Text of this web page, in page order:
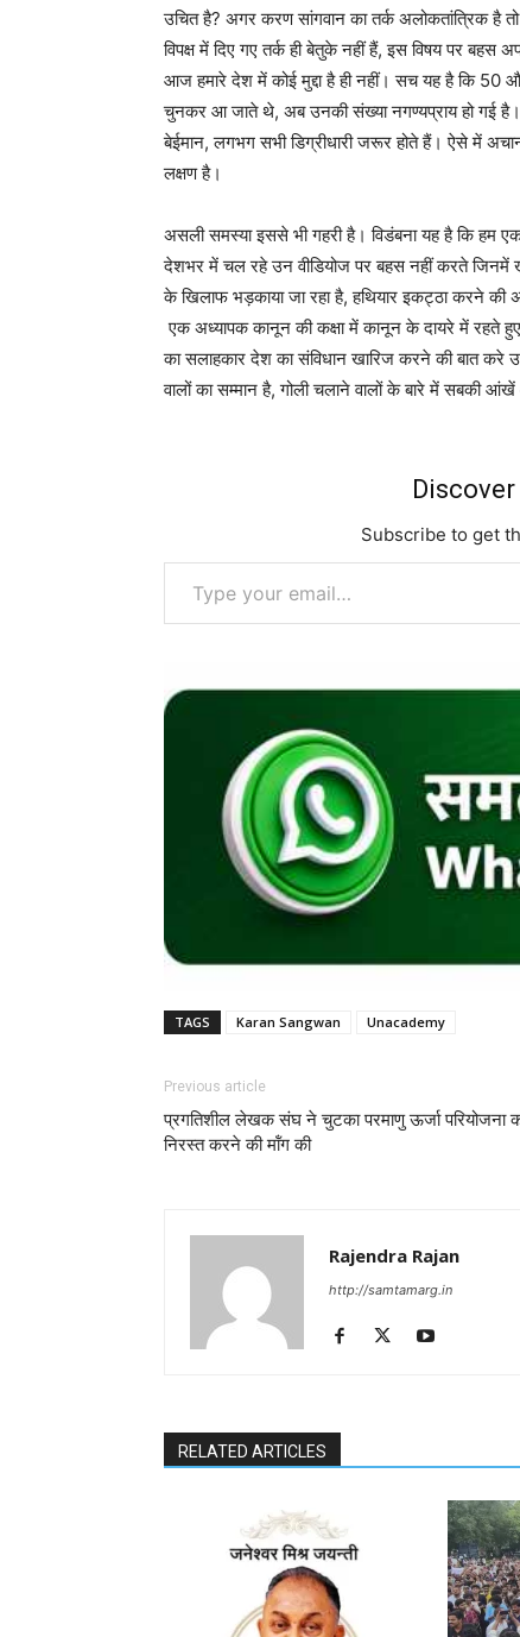
उचित है? अगर करण सांगवान का तर्क अलोकतांत्रिक है
विपक्ष में दिए गए तर्क ही बेतुके नहीं हैं, इस विषय पर
आज हमारे देश में कोई मुद्दा है ही नहीं। सच यह है कि
चुनकर आ जाते थे, अब उनकी संख्या नगण्यप्राय हो गई है।
बेईमान, लगभग सभी डिग्रीधारी जरूर होते हैं। ऐसे में
लक्षण है।
असली समस्या इससे भी गहरी है। विडंबना यह है कि हम
देशभर में चल रहे उन वीडियोज पर बहस नहीं करते जिनमें
के खिलाफ भड़काया जा रहा है, हथियार इकट्ठा करने की
एक अध्यापक कानून की कक्षा में कानून के दायरे में रहते
का सलाहकार देश का संविधान खारिज करने की बात करे
वालों का सम्मान है, गोली चलाने वालों के बारे में सबकी
Discover
Subscribe to get
Type your email…
TAGS Karan Sangwan Unacademy
Previous article
प्रगतिशील लेखक संघ ने चुटका परमाणु ऊर्जा परियोजना
निरस्त करने की मॉंग की
Rajendra Rajan
http://samtamarg.in
RELATED ARTICLES